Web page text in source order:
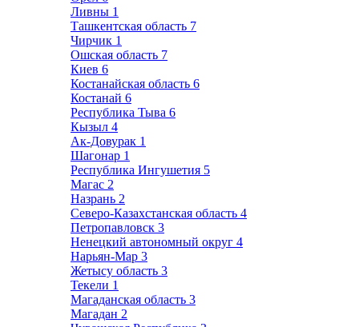
Ливны 1
Ташкентская область 7
Чирчик 1
Ошская область 7
Киев 6
Костанайская область 6
Костанай 6
Республика Тыва 6
Кызыл 4
Ак-Довурак 1
Шагонар 1
Республика Ингушетия 5
Магас 2
Назрань 2
Северо-Казахстанская область 4
Петропавловск 3
Ненецкий автономный округ 4
Нарьян-Мар 3
Жетысу область 3
Текели 1
Магаданская область 3
Магадан 2